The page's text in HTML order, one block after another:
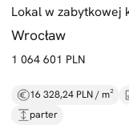
Lokal w zabytkowej
Wrocław
1 064 601 PLN
16 328,24 PLN / m²
parter